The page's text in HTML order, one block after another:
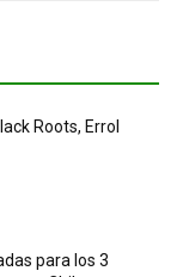
Roots, Errol
para los 3